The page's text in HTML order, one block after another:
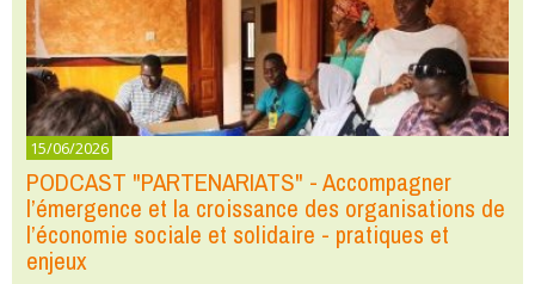
15/06/2026
PODCAST "PARTENARIATS" - Accompagner
l’émergence et la croissance des organisations de
l’économie sociale et solidaire - pratiques et
enjeux